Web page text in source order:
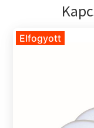
Elfogyott